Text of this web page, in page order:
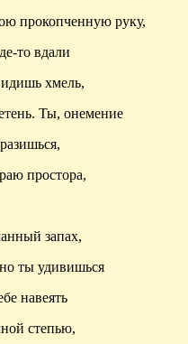
прокопченную руку,
то вдали
хмель,
Ты, онемение
простора,
запах,
ты удивишься
навеять
степью,